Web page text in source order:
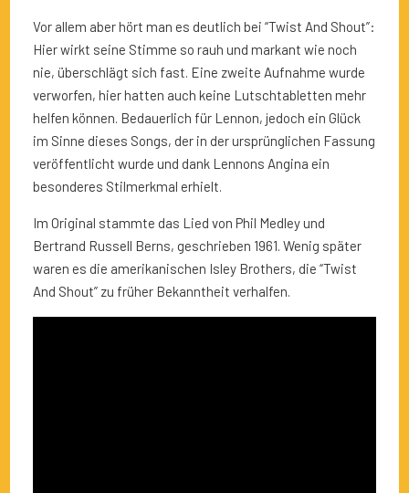
Vor allem aber hört man es deutlich bei “Twist And Shout”:
Hier wirkt seine Stimme so rauh und markant wie noch
nie, überschlägt sich fast. Eine zweite Aufnahme wurde
verworfen, hier hatten auch keine Lutschtabletten mehr
helfen können. Bedauerlich für Lennon, jedoch ein Glück
im Sinne dieses Songs, der in der ursprünglichen Fassung
veröffentlicht wurde und dank Lennons Angina ein
besonderes Stilmerkmal erhielt.
Im Original stammte das Lied von Phil Medley und
Bertrand Russell Berns, geschrieben 1961. Wenig später
waren es die amerikanischen Isley Brothers, die “Twist
And Shout” zu früher Bekanntheit verhalfen.